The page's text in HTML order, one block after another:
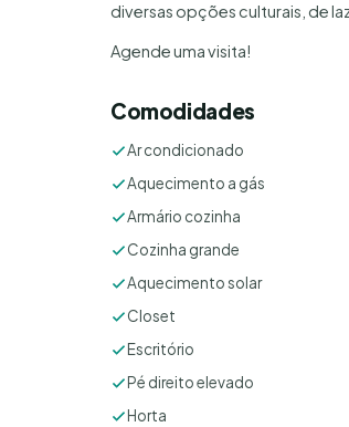
diversas opções culturais, de
Agende uma visita!
Comodidades
Ar condicionado
Aquecimento a gás
Armário cozinha
Cozinha grande
Aquecimento solar
Closet
Escritório
Pé direito elevado
Horta